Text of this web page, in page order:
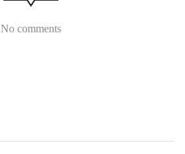
No comments